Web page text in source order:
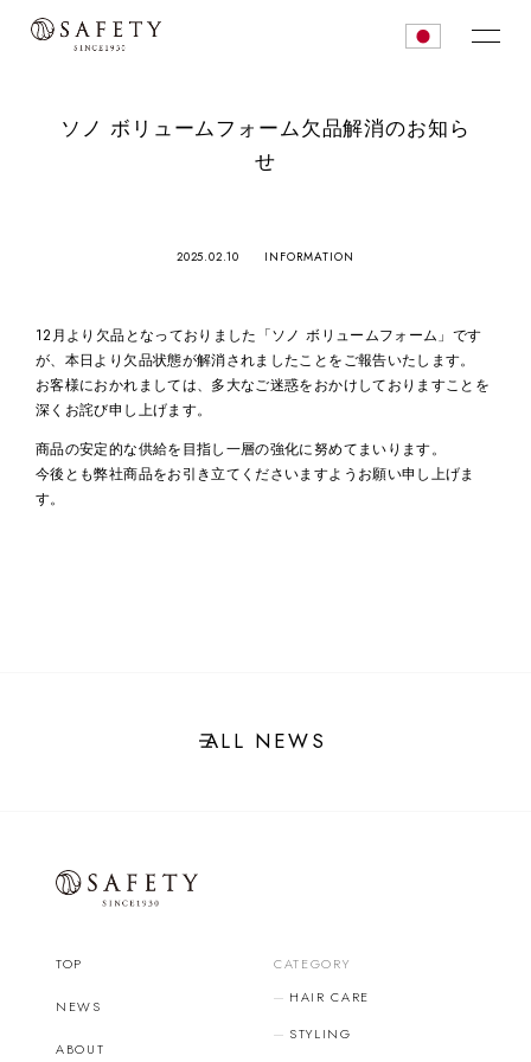
ソノ ボリュームフォーム欠品解消のお知ら
せ
2025.02.10 INFORMATION
12月より欠品となっておりました「ソノ ボリュームフォーム」です
が、本日より欠品状態が解消されましたことをご報告いたします。
お客様におかれましては、多大なご迷惑をおかけしておりますことを
深くお詫び申し上げます。
商品の安定的な供給を目指し一層の強化に努めてまいります。
今後とも弊社商品をお引き立てくださいますようお願い申し上げま
す。
ALL NEWS
TOP
NEWS
ABOUT
CATEGORY
HAIR CARE
STYLING